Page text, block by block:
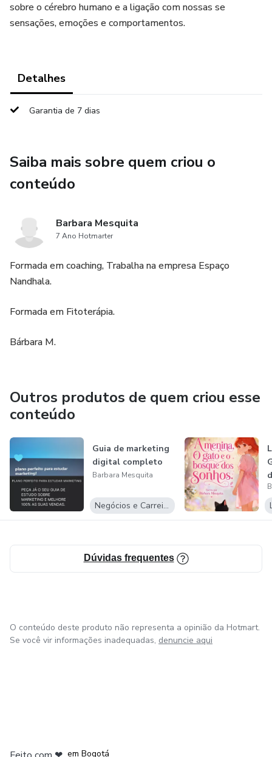
sobre o cérebro humano e a ligação com nossas se
sensações, emoções e comportamentos.
Detalhes
Garantia de 7 dias
Saiba mais sobre quem criou o
conteúdo
Barbara Mesquita
7 Ano Hotmarter
Formada em coaching, Trabalha na empresa Espaço
Nandhala.
Formada em Fitoterápia.
Bárbara M.
Outros produtos de quem criou esse
conteúdo
Guia de marketing
digital completo
Barbara Mesquita
Negócios e Carreira
Dúvidas frequentes
O conteúdo deste produto não representa a opinião da Hotmart.
Se você vir informações inadequadas, denuncie aqui
em Bogotá